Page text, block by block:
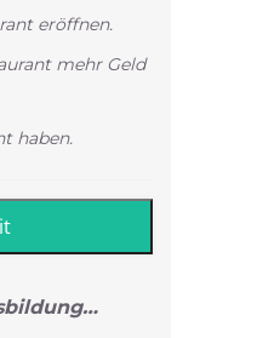
eröffnen.
mehr Geld
haben.